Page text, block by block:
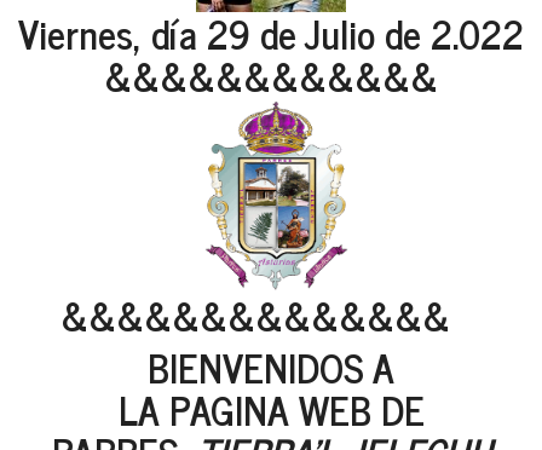
Viernes, día 29 de Julio de 2.022
&&&&&&&&&&&&
&&&&&&&&&&&&&&
BIENVENIDOS A
LA PAGINA WEB DE